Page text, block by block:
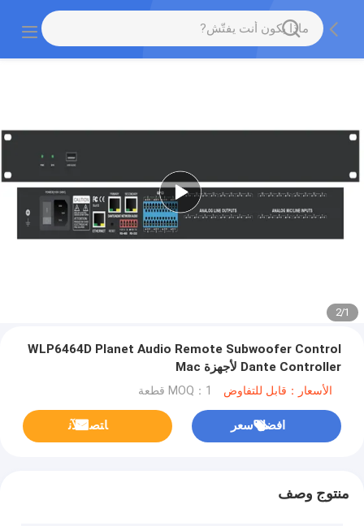
1
/
2
WLP6464D Planet Audio Remote Subwoofer Control
Dante Controller لأجهزة Mac
الأسعار：قابل للتفاوض MOQ：1 قطعة
افضل سعر ﺎﺘﺼﻟ ﺍﻶﻧ
منتوج وصف